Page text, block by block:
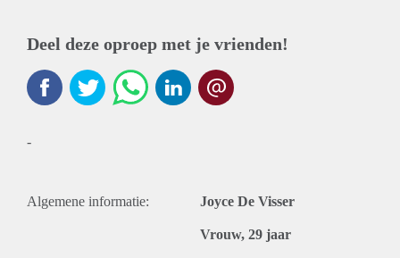
Deel deze oproep met je vrienden!
-
Algemene informatie: Joyce De Visser
Vrouw, 29 jaar